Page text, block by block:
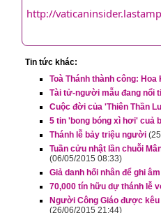
http://
Tin tức khác:
Toà Thánh thành công: Hoa
Tài tử-người mẫu đang nổi
Cuộc đời của 'Thiên Thần
5 tin 'bong bóng xì hơi' cuả
Thánh lễ bảy triệu người
Tuần cửu nhật lần chuỗi
(06/05/2015 08:33)
Giả danh hối nhân để ghi
70,000 tín hữu dự thánh lễ
Người Công Giáo được
(26/06/2015 21:44)